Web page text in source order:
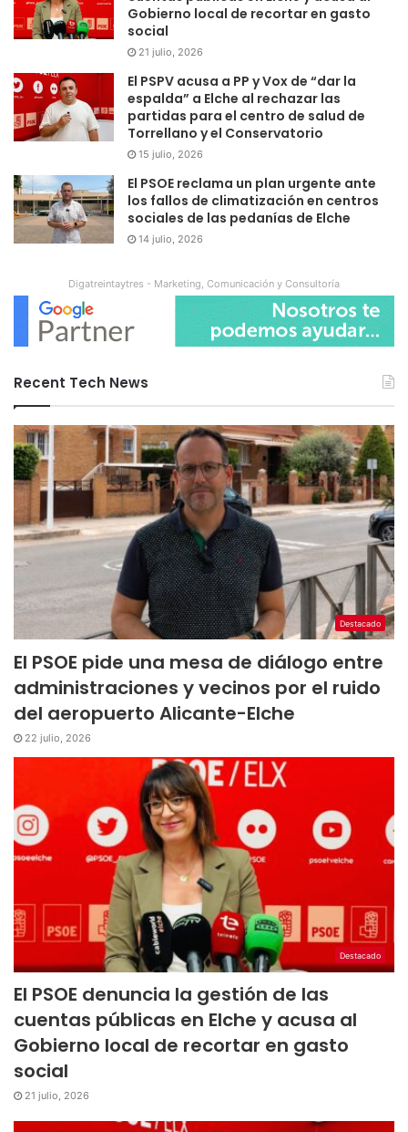
Gobierno local de recortar en gasto
social
21 julio, 2026
El PSPV acusa a PP y Vox de “dar la
espalda” a Elche al rechazar las
partidas para el centro de salud de
Torrellano y el Conservatorio
15 julio, 2026
El PSOE reclama un plan urgente ante
los fallos de climatización en centros
sociales de las pedanías de Elche
14 julio, 2026
Digatreintaytres - Marketing, Comunicación y Consultoría
Recent Tech News
Destacado
El PSOE pide una mesa de diálogo entre
administraciones y vecinos por el ruido
del aeropuerto Alicante-Elche
22 julio, 2026
Destacado
El PSOE denuncia la gestión de las
cuentas públicas en Elche y acusa al
Gobierno local de recortar en gasto
social
21 julio, 2026